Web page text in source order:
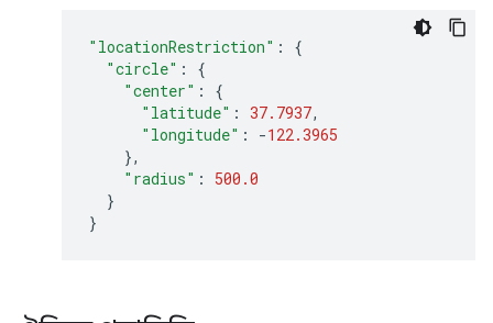
"locationRestriction" :
{
"circle" :
{
"center" :
{
"latitude" : 37.7937,
"longitude" : -122.3965
},
"radius" :
500.0
}
}